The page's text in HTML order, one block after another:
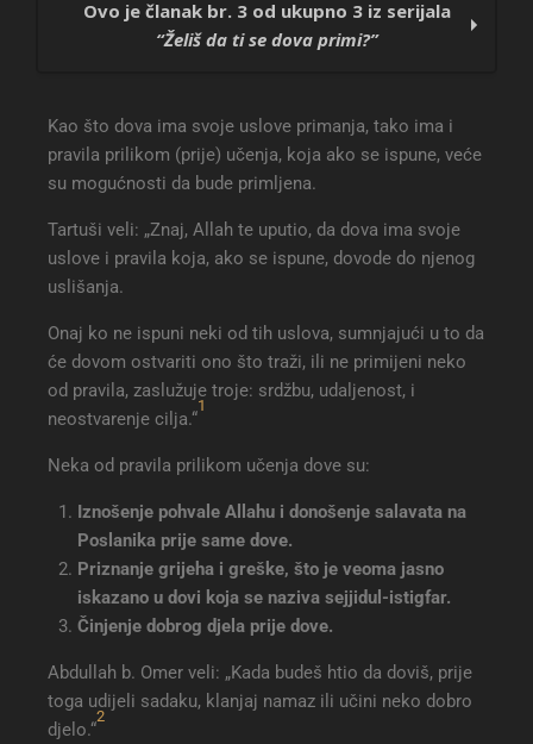
Ovo je članak br. 3 od ukupno 3 iz serijala
“Želiš da ti se dova primi?”
dove i uzroci njenog primanja
Uzroci primanja dove
Pravila ponašanja prilikom (prije) učenja
dove
Kao što dova ima svoje uslove primanja, tako ima i
pravila prilikom (prije) učenja, koja ako se ispune, veće
su mogućnosti da bude primljena.
Tartuši veli: „Znaj, Allah te uputio, da dova ima svoje
uslove i pravila koja, ako se ispune, dovode do njenog
uslišаnja.
Onaj ko ne ispuni neki od tih uslova, sumnjajući u to da
će dovom ostvariti ono što traži, ili ne primijeni neko
od pravila, zaslužuje troje: srdžbu, udaljenost, i
neostvarenje cilja.“
1
Neka od pravila prilikom učenja dove su:
Iznošenje pohvale Allahu i donošenje salavata na
Poslanika prije same dove.
Priznanje grijeha i greške, što je veoma jasno
iskazano u dovi koja se naziva sejjidul-istigfar.
Činjenje dobrog djela prije dove.
Abdullah b. Omer veli: „Kada budeš htio da doviš, prije
toga udijeli sadaku, klanjaj namaz ili učini neko dobro
djelo.“
2